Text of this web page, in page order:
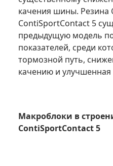
качения шины. Резина
ContiSportContact 5
предыдущую модель
показателей, среди
тормозной путь,
качению и улучшенная
Макроблоки в
ContiSportContact 5